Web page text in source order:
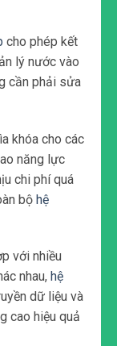
cho phép kết
lý nước vào
cần phải sửa
khóa cho các
năng lực
chi phí quá
bộ hệ
với nhiều
nhau, hệ
dữ liệu và
cao hiệu quả